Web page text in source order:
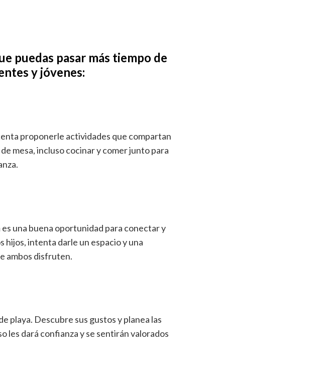
puedas pasar más tiempo de
y jóvenes:
proponerle actividades que compartan
mesa, incluso cocinar y comer junto para
es una buena oportunidad para conectar y
intenta darle un espacio y una
ambos disfruten.
playa. Descubre sus gustos y planea las
les dará confianza y se sentirán valorados